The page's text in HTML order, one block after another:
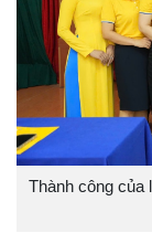
Thành công của